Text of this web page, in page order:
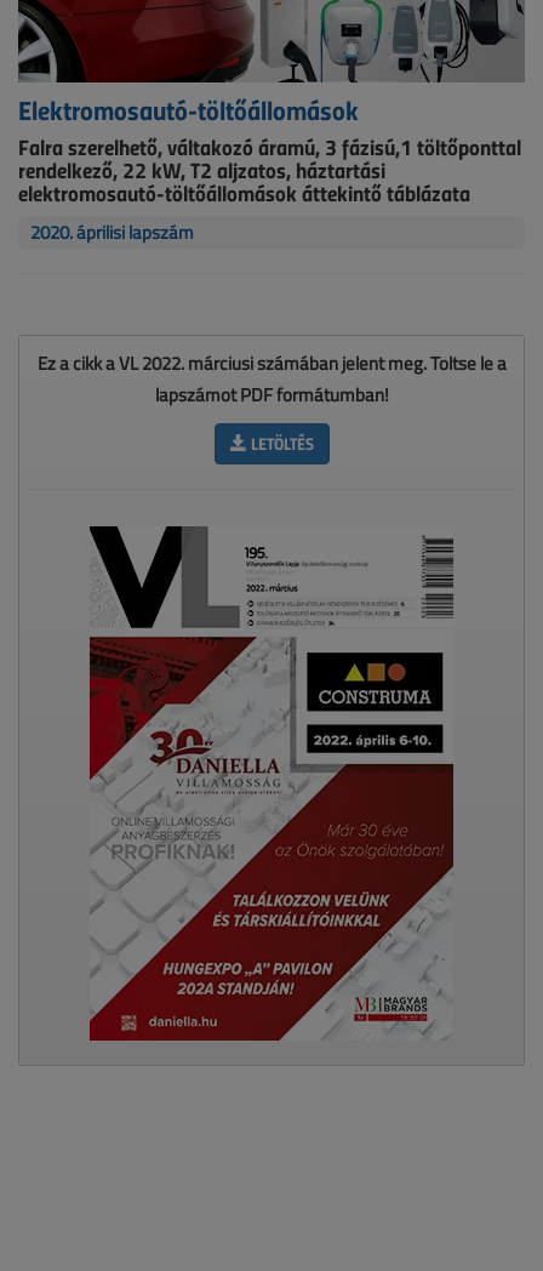
Elektromosautó-töltőállomások
Falra szerelhető, váltakozó áramú, 3 fázisú,1 töltőponttal
rendelkező, 22 kW, T2 aljzatos, háztartási
elektromosautó-töltőállomások áttekintő táblázata
2020. áprilisi lapszám
Ez a cikk a VL 2022. márciusi számában jelent meg. Töltse le a
lapszámot PDF formátumban!
LETÖLTÉS